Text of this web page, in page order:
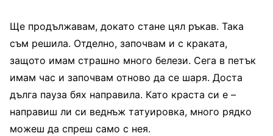
Ще продължавам, докато стане цял ръкав. Така
съм решила. Отделно, започвам и с краката,
защото имам страшно много белези. Сега в петък
имам час и започвам отново да се шаря. Доста
дълга пауза бях направила. Като краста си е –
направиш ли си веднъж татуировка, много рядко
можеш да спреш само с нея.